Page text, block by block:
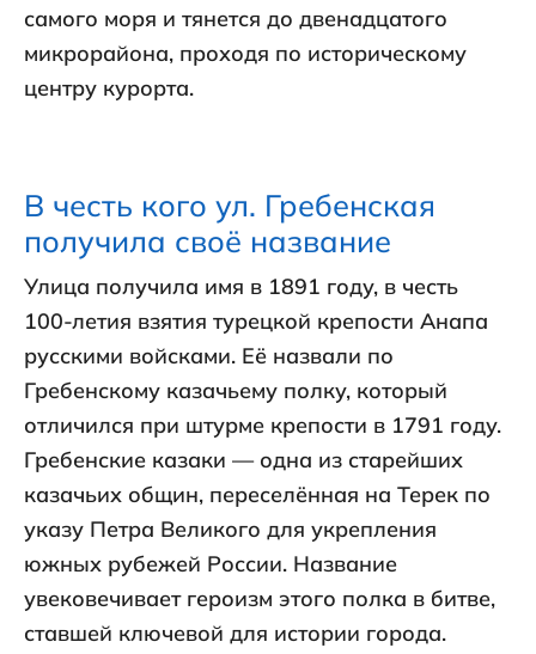
самого моря и тянется до двенадцатого
микрорайона, проходя по историческому
центру курорта.
В честь кого ул. Гребенская
получила своё название
Улица получила имя в 1891 году, в честь
100-летия взятия турецкой крепости Анапа
русскими войсками. Её назвали по
Гребенскому казачьему полку, который
отличился при штурме крепости в 1791 году.
Гребенские казаки — одна из старейших
казачьих общин, переселённая на Терек по
указу Петра Великого для укрепления
южных рубежей России. Название
увековечивает героизм этого полка в битве,
ставшей ключевой для истории города.